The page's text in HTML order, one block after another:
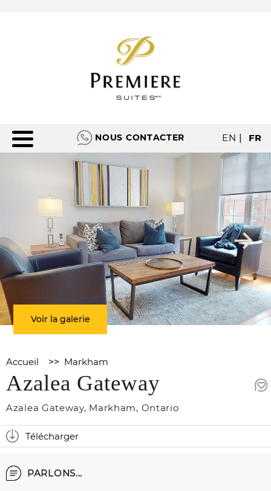
EN | FR
NOUS CONTACTER
Voir la galerie
Accueil >> Markham
Azalea Gateway
Azalea Gateway, Markham, Ontario
Télécharger
PARLONS...